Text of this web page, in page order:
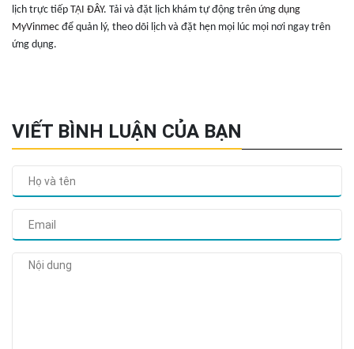
lịch trực tiếp TẠI ĐÂY. Tải và đặt lịch khám tự động trên ứng dụng
MyVinmec để quản lý, theo dõi lịch và đặt hẹn mọi lúc mọi nơi ngay trên
ứng dụng.
VIẾT BÌNH LUẬN CỦA BẠN